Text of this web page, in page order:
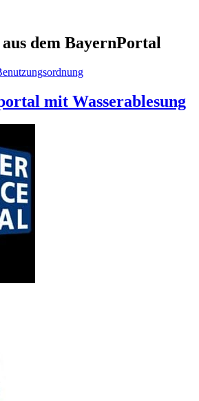
dem BayernPortal
mit Wasserablesung